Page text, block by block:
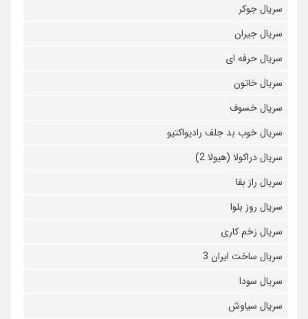
سریال جوکر
سریال جیران
سریال حرفه ای
سریال خاتون
سریال خسوف
سریال خوب بد جلف رادیواکتیو
سریال دراکولا (هیولا 2)
سریال راز بقا
سریال روز بلوا
سریال زخم کاری
سریال ساخت ایران 3
سریال سودا
سریال سیاوش